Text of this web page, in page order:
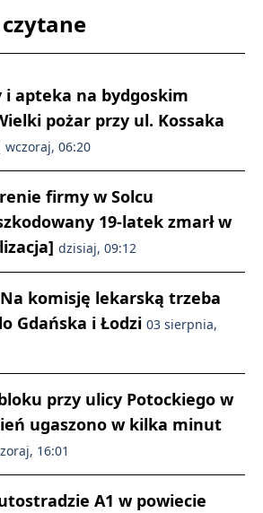
i apteka na bydgoskim
pożar przy ul. Kossaka
wczoraj, 06:20
firmy w Solcu
19-latek zmarł w
dzisiaj, 09:12
komisję lekarską trzeba
Gdańska i Łodzi 03 sierpnia,
przy ulicy Potockiego w
ugaszono w kilka minut
16:01
A1 w powiecie